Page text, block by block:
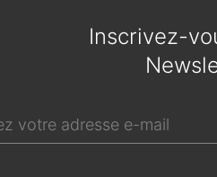
Inscrivez-